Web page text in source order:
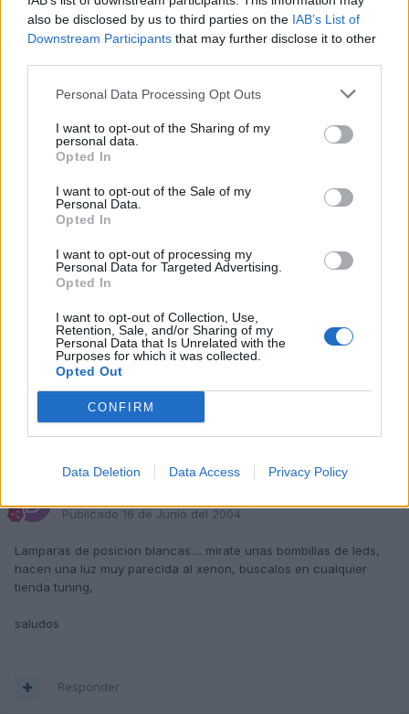
also be disclosed by us to third parties on the IAB’s List of
Downstream Participants that may further disclose it to other
Personal Data Processing Opt Outs
I want to opt-out of the Sharing of my
personal data.
Opted In
I want to opt-out of the Sale of my
Personal Data.
Opted In
I want to opt-out of processing my
Personal Data for Targeted Advertising.
Opted In
I want to opt-out of Collection, Use,
Retention, Sale, and/or Sharing of my
Personal Data that Is Unrelated with the
Purposes for which it was collected.
Opted Out
CONFIRM
Data Deletion Data Access Privacy Policy
A mi me ha quedado mejor que "al wiri ese", pero gracias por al
enlace.
hay que desmontar nada, entran justos entre el faro y una
carcasa inferior que tiene este.
Puedo volver a las bombillas normales en cuestion de minutos,
Ahora estoy buscando lamparas de posicion lo mas blancas
posible ya que hay mucho contraste blanco/amarillo, he leido
algo sobre lamparas de neomes que son totalmente blancas, las
buscare.
mas baratos y faciles de encontar, en el foro se vende alguno.
Un saludo
Responder
Publicado 16 de Junio del 2004
Lamparas de posicion blancas.... mirate unas bombillas de leds,
hacen una luz muy parecida al xenon, buscalos en cualquier
tienda tuning,
saludos
Responder